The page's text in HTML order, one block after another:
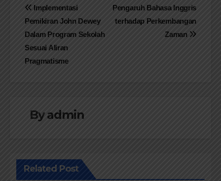
Navigasi
pos
Pengaruh Bahasa Inggris
terhadap Perkembangan
Zaman
Implementasi
Pemikiran John Dewey
Dalam Program Sekolah
Sesuai Aliran
Pragmatisme
Byadmin
Related Post